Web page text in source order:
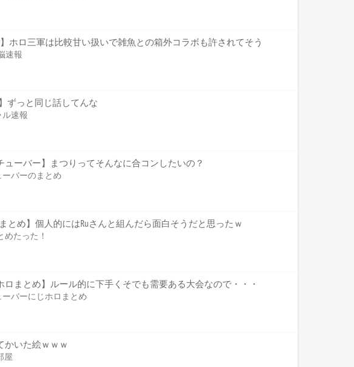
】ホロ三軍は比較甘い扱いで雑魚との箱外コラボも許されてそう
速報
】ずっと同じ話してんな
速報
ューバー】まつりってそんなに合コンしたいの？
ーバーのまとめ
まとめ】個人的にはRuさんと組んだら面白そうだと思ったｗ
めたった！
ロまとめ】ルール的に下手くそでも需要ある大会なので・・・
ーバーにじホロまとめ
かいた絵ｗｗｗ
屋